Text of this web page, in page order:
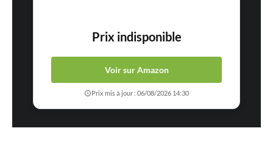
Prix indisponible
Voir sur Amazon
Prix mis à jour : 06/08/2026 14:30